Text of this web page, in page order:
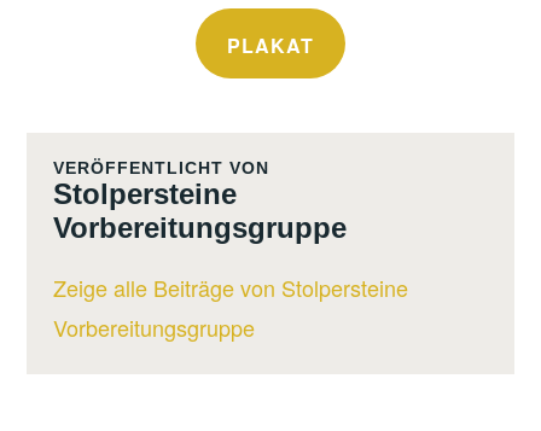
PLAKAT
VERÖFFENTLICHT VON
Stolpersteine
Vorbereitungsgruppe
Zeige alle Beiträge von Stolpersteine
Vorbereitungsgruppe